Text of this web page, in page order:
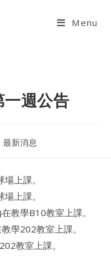
Menu
週公告
最新消息
上課。
上課。
教學B10教室上課。
學202教室上課。
教室上課。